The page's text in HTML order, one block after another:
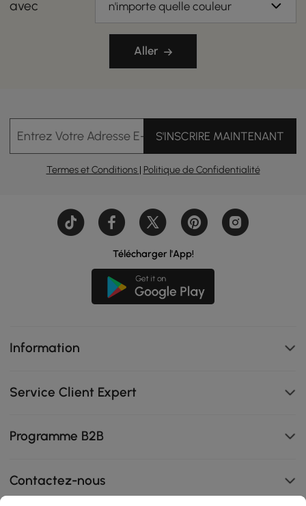
avec n'importe quelle couleur
Aller
Entrez Votre Adresse E-mailS'INSCRIRE MAINTENANT
Termes et Conditions | Politique de Confidentialité
Télécharger l'App!
Information
Service Client Expert
Programme B2B
Contactez-nous